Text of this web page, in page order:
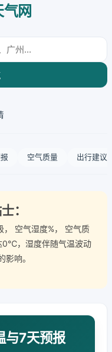
网
空气质量 出行建议
：
空气湿度%， 空气质
0℃，湿度伴随气温波动
响。
与7天预报